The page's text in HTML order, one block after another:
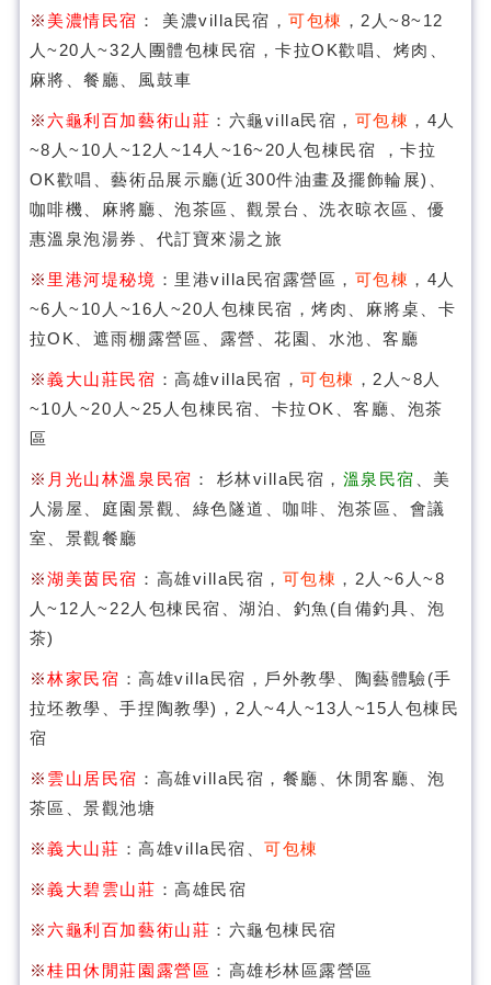
※ 美濃情民宿 ： 美濃villa民宿，可包棟 ，2人~8~12
人~20人~32人團體包棟民宿，卡拉OK歡唱、烤肉、
麻將、餐廳、風鼓車
※六龜利百加藝術山莊 ：六龜villa民宿， 可包棟 ，4人
~8人~10人~12人~14人~16~20人包棟民宿 ，卡拉
OK歡唱、藝術品展示廳(近300件油畫及擺飾輪展)、
咖啡機、麻將廳、泡茶區、觀景台、洗衣晾衣區、優
惠溫泉泡湯券、代訂寶來湯之旅
※ 里港河堤秘境 ：里港villa民宿露營區， 可包棟 ，4人
~6人~10人~16人~20人包棟民宿，烤肉、麻將桌、卡
拉OK、遮雨棚露營區、露營、花園、水池、客廳
※義大山莊民宿 ：高雄villa民宿，可包棟 ，2人~8人
~10人~20人~25人包棟民宿、卡拉OK、客廳、泡茶
區
※ 月光山林溫泉民宿 ： 杉林villa民宿， 溫泉民宿
、美
人湯屋、庭園景觀、綠色隧道、咖啡、泡茶區、會議
室、景觀餐廳
※湖美茵民宿 ：高雄villa民宿， 可包棟 ，2人~6人~8
人~12人~22人包棟民宿、湖泊、釣魚(自備釣具、泡
茶)
※林家民宿 ：高雄villa民宿，戶外教學、陶藝體驗(手
拉坯教學、手捏陶教學)，2人~4人~13人~15人包棟民
宿
※ 雲山居民宿 ：高雄villa民宿，餐廳、休閒客廳、泡
茶區、景觀池塘
※義大山莊 ：高雄villa民宿、可包棟
※義大碧雲山莊 ：高雄民宿
※六龜利百加藝術山莊 ：六龜包棟民宿
※桂田休閒莊園露營區 ：高雄杉林區露營區